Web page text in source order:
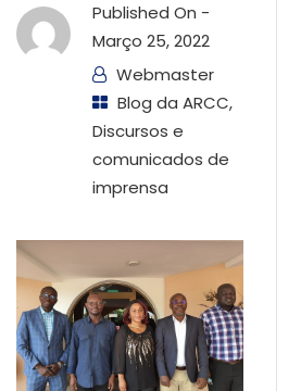
Published On -
Março 25, 2022
Webmaster
Blog da ARCC,
Discursos e
comunicados de
imprensa